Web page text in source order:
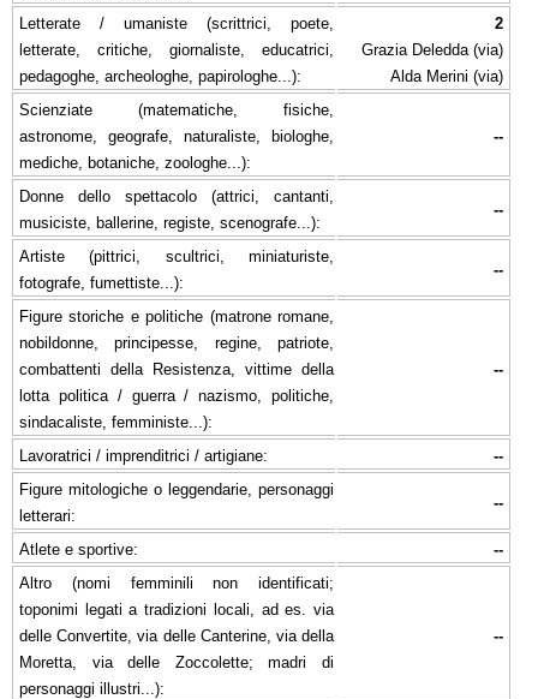
Letterate / umaniste (scrittrici, poete,
letterate, critiche, giornaliste, educatrici,
pedagoghe, archeologhe, papirologhe...):
2
Grazia Deledda (via)
Alda Merini (via)
Scienziate (matematiche, fisiche,
astronome, geografe, naturaliste, biologhe,
mediche, botaniche, zoologhe...):
--
Donne dello spettacolo (attrici, cantanti,
musiciste, ballerine, registe, scenografe...):
--
Artiste (pittrici, scultrici, miniaturiste,
fotografe, fumettiste...):
--
Figure storiche e politiche (matrone romane,
nobildonne, principesse, regine, patriote,
combattenti della Resistenza, vittime della
lotta politica / guerra / nazismo, politiche,
sindacaliste, femministe...):
--
Lavoratrici / imprenditrici / artigiane:
--
Figure mitologiche o leggendarie, personaggi
letterari:
--
Atlete e sportive:
--
Altro (nomi femminili non identificati;
toponimi legati a tradizioni locali, ad es. via
delle Convertite, via delle Canterine, via della
Moretta, via delle Zoccolette; madri di
personaggi illustri...):
--